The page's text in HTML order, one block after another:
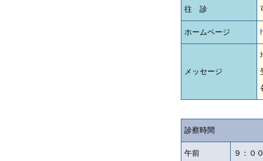
往 診
ホームページ
メッセージ
診察時間
午前 ９：０